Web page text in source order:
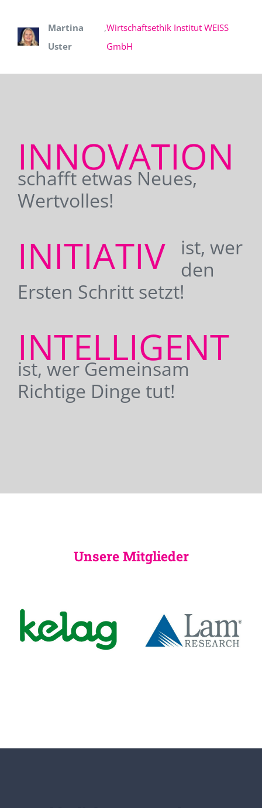
Martina
Uster
,Wirtschaftsethik Institut WEISS
GmbH
INNOVATION
schafft etwas Neues,
Wertvolles!
INITIATIV
ist, wer
den
Ersten Schritt setzt!
INTELLIGENT
ist, wer Gemeinsam
Richtige Dinge tut!
Unsere Mitglieder